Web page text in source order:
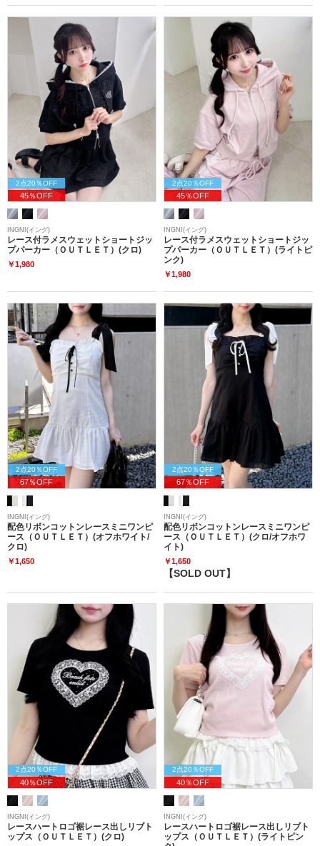
2点20％OFF
45％OFF
INGNI(イング)
レース付ラメスウェットショートジッ
プパーカー（ＯＵＴＬＥＴ）(クロ)
￥1,980
2点20％OFF
45％OFF
INGNI(イング)
レース付ラメスウェットショートジッ
プパーカー（ＯＵＴＬＥＴ）(ライトピ
ンク)
￥1,980
2点20％OFF
67％OFF
INGNI(イング)
配色リボンコットンレースミニワンピ
ース（ＯＵＴＬＥＴ）(オフホワイト/
クロ)
￥1,650
2点20％OFF
67％OFF
INGNI(イング)
配色リボンコットンレースミニワンピ
ース（ＯＵＴＬＥＴ）(クロ/オフホワ
イト)
￥1,650
【SOLD OUT】
2点20％OFF
40％OFF
INGNI(イング)
レースハートロゴ裾レース出しリブト
ップス（ＯＵＴＬＥＴ）(クロ)
2点20％OFF
40％OFF
INGNI(イング)
レースハートロゴ裾レース出しリブト
ップス（ＯＵＴＬＥＴ）(ライトピン